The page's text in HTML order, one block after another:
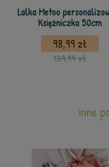
Lalka Metoo
Księżniczka 50cm
98,99 zł
139,99 zł
inne